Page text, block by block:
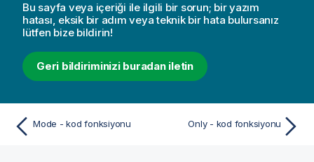
Bu sayfa veya içeriği ile ilgili bir sorun; bir yazım
hatası, eksik bir adım veya teknik bir hata bulursanız
lütfen bize bildirin!
Geri bildiriminizi buradan iletin
Mode - kod fonksiyonu Only - kod fonksiyonu